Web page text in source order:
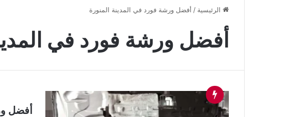
الرئيسية / أفضل ورشة فورد في المدينة المنورة
أفضل ورشة فورد في
أفضل